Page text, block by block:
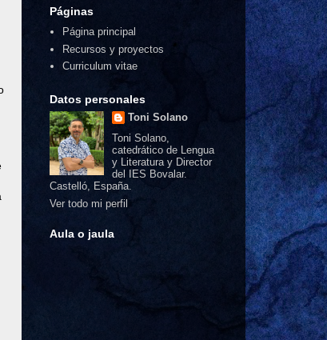
Páginas
Página principal
Recursos y proyectos
Curriculum vitae
Datos personales
Toni Solano
Toni Solano,
catedrático de Lengua
y Literatura y Director
del IES Bovalar.
Castelló, España.
Ver todo mi perfil
Aula o jaula